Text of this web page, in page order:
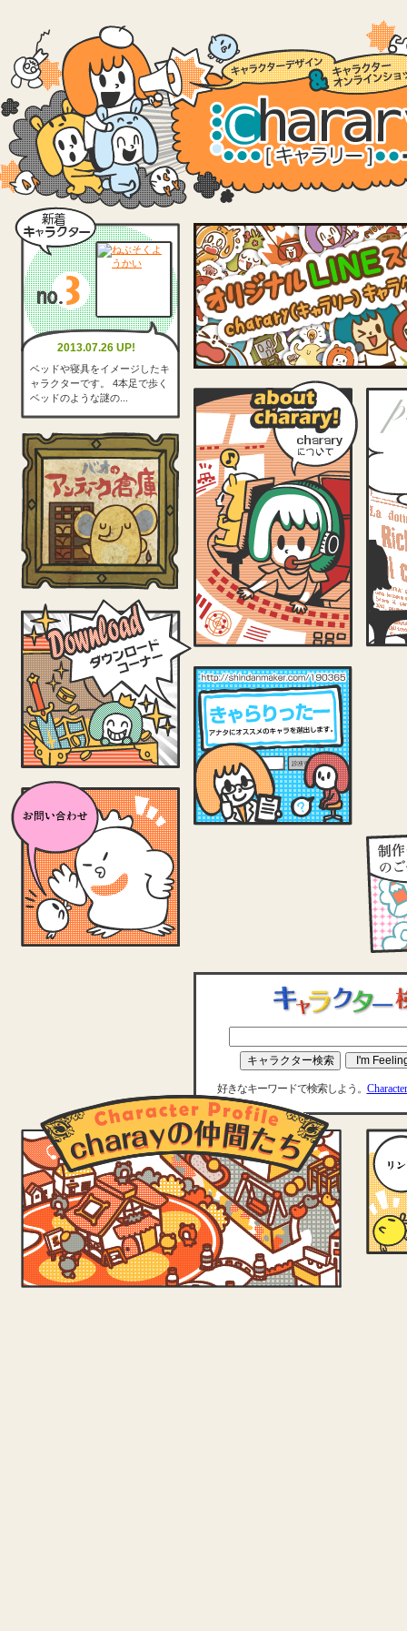
2013.07.26 UP!
ベッドや寝具をイメージしたキ
ャラクターです。 4本足で歩く
ベッドのような謎の...
好きなキーワードで検索しよう。